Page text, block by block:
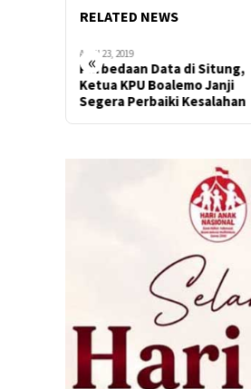
RELATED NEWS
«
April 23, 2019
Perbedaan Data di Situng,
Ketua KPU Boalemo Janji
Segera Perbaiki Kesalahan